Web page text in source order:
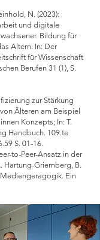
N. (2023):
und digitale
Bildung für
Altern. In: Der
für Wissenschaft
Berufen 31 (1), S.
zur Stärkung
Älteren am Beispiel
Konzepts; In: T.
Handbuch. 109.te
S. 01-16.
to-Peer-Ansatz in der
Hartung-Griemberg, B.
Mediengeragogik. Ein